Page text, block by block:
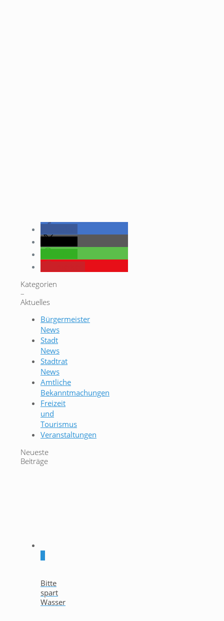
Kategorien
–
Aktuelles
Bürgermeister
News
Stadt
News
Stadtrat
News
Amtliche
Bekanntmachungen
Freizeit
und
Tourismus
Veranstaltungen
Neueste
Beiträge
Bitte
spart
Wasser